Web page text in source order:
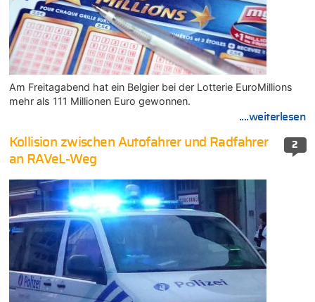
Am Freitagabend hat ein Belgier bei der Lotterie EuroMillions
mehr als 111 Millionen Euro gewonnen.
....weiterlesen
2
Kollision zwischen Autofahrer und Radfahrer
an RAVeL-Weg